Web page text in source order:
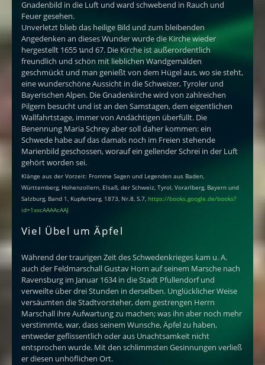
Gnadenbild in die Luft und ward schwebend in Rauch und
Feuer gesehen.
Unverletzt blieb das heilige Bild und zum bleibenden
Angedenken an dieses Wunder wurde die Kirche wieder
hergestellt 1655 นnd 67. Die Kirche ist außerordentlich
freundlich und schön mit lieblichen Wandgemälden
geschmückt und man genießt von dem Hügel aus, wo sie steht,
eine wunderschöne Aussicht in die Schweizer, Tyroler und
Bayerischen Alpen. Die Gnadenkirche wird von zahlreichen
Pilgern besucht und ist an den Samstagen, dem eigentlichen
Wallfahrtstage, immer von Andächtigen überfüllt. Die
Benennung Maria Schrey aber soll daher kommen: ein
Schwede habe auf das damals noch im Freien stehende
Marienbild geschossen, worauf ein gellender Schrei in der Luft
gehört worden sei.
Klänge aus der Vorzeit: Fromme Sagen und Legenden aus Baden,
Württemberg, Hohenzollern, Elsaß, der Schweiz, Tyrol, Vorarlberg, Bayern und
Salzburg, Band 1, Kupferberg, 1873, Nr.8, S.7, https://books.google.de/books?
id=1xxcAAAAcAAJ
Viel Übel um Äpfel
Während der traurigen Zeit des Schwedenkrieges kam u. A.
auch der Feldmarschall Gustav Horn auf seinem Marsche nach
Ravensburg im Januar 1634 in die Stadt Pfullendorf und
verweilte über drei Stunden in derselben. Unglücklicher Weise
versäumten die Stadtvorsteher, dem gestrengen Herrn
Marschall ihre Aufwartung zu machen; was ihn aber noch mehr
verstimmte, war, dass seinem Wunsche, Äpfel zu haben,
entweder geflissentlich oder aus Unachtsamkeit nicht
entsprochen wurde. Mit den schlimmsten Gesinnungen verließ
er diesen unhöflichen Ort.